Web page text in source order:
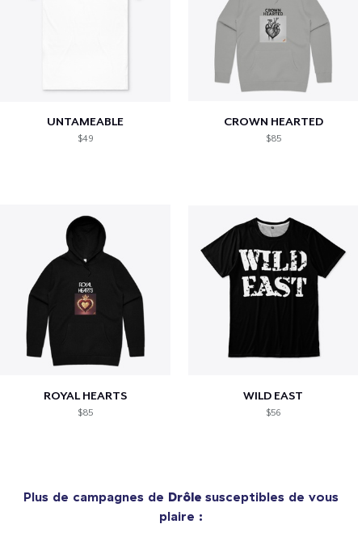
UNTAMEABLE
$49
CROWN HEARTED
$85
ROYAL HEARTS
$85
WILD EAST
$56
Plus de campagnes de Drôle susceptibles de vous
plaire :